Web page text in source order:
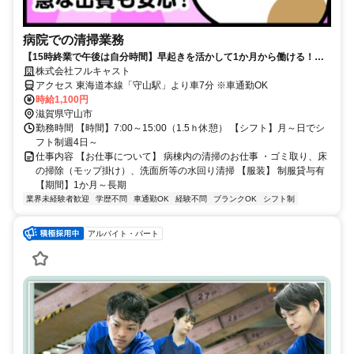
病院での清掃業務
【15時終業で午後は自分時間】早起きを活かして1か月から働ける！
車・バイク通勤OKで通いやすさも抜群！
株式会社フルキャスト
アクセス 東海道本線「守山駅」より車7分 ※車通勤OK
時給1,100円
滋賀県守山市
勤務時間 【時間】7:00～15:00（1.5ｈ休憩） 【シフト】月～日でシ
フト制週4日～
仕事内容 【お仕事について】 病棟内の清掃のお仕事 ・ゴミ取り、床
の掃除（モップ掛け）、洗面所等の水回り清掃 【服装】 制服貸与有
【期間】1か月～長期
業界未経験者歓迎 学歴不問 車通勤OK 経験不問 ブランクOK シフト制
アルバイト・パート